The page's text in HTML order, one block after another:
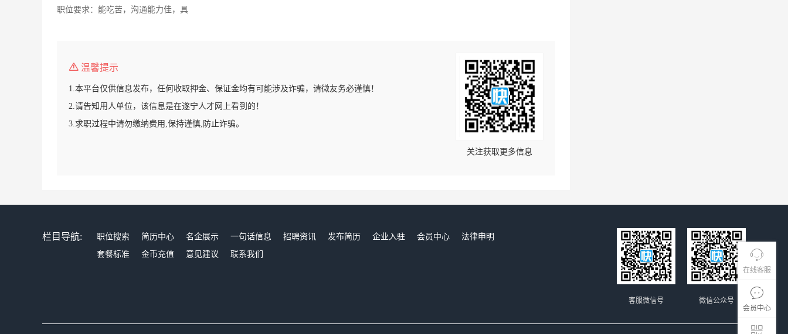
在线客服
会员中心
职位要求：能吃苦，沟通能力佳，具
温馨提示
1.本平台仅供信息发布，任何收取押金、保证金均有可能涉及诈骗，请微友务必谨慎！
2.请告知用人单位，该信息是在遂宁人才网上看到的！
3.求职过程中请勿缴纳费用,保持谨慎,防止诈骗。
关注获取更多信息
栏目导航: 职位搜索 简历中心 名企展示 一句话信息 招聘资讯 发布简历 企业入驻 会员中心
法律申明
套餐标准
金币充值 意见建议 联系我们
微信公众号
客服微信号